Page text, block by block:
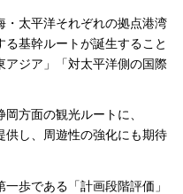
太平洋それぞれの拠点港湾
基幹ルートが誕生すること
アジア」「対太平洋側の国際
方面の観光ルートに、
供し、周遊性の強化にも期待
歩である「計画段階評価」